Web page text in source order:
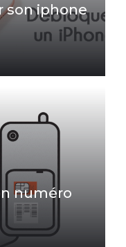
son iphone
numéro